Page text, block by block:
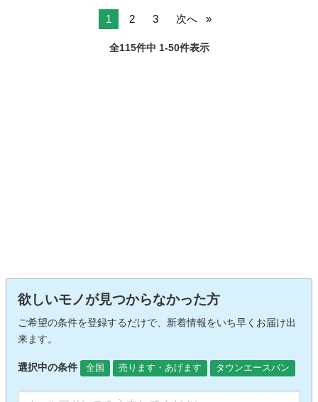
1 2 3 次へ
全115件中 1-50件表示
欲しいモノが見つからなかった方
ご希望の条件を登録するだけで、新着情報をいち早くお届け出
来ます。
選択中の条件 全国 売ります・あげます タウンエースバン